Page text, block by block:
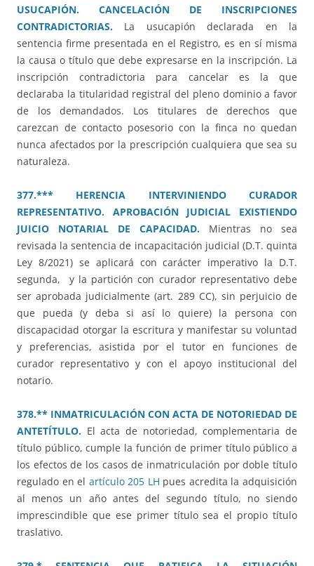
USUCAPIÓN. CANCELACIÓN DE INSCRIPCIONES
CONTRADICTORIAS.
La usucapión declarada en la
sentencia firme presentada en el Registro, es en sí misma
la causa o título que debe expresarse en la inscripción. La
inscripción contradictoria para cancelar es la que
declaraba la titularidad registral del pleno dominio a favor
de los demandados. Los titulares de derechos que
carezcan de contacto posesorio con la finca no quedan
nunca afectados por la prescripción cualquiera que sea su
naturaleza.
377.*** HERENCIA INTERVINIENDO CURADOR
REPRESENTATIVO. APROBACIÓN JUDICIAL EXISTIENDO
JUICIO NOTARIAL DE CAPACIDAD.
Mientras no sea
revisada la sentencia de incapacitación judicial (D.T. quinta
Ley 8/2021) se aplicará con carácter imperativo la D.T.
segunda, y la partición con curador representativo debe
ser aprobada judicialmente (art. 289 CC), sin perjuicio de
que pueda (y deba si así lo quiere) la persona con
discapacidad otorgar la escritura y manifestar su voluntad
y preferencias, asistida por el tutor en funciones de
curador representativo y con el apoyo institucional del
notario.
378.** INMATRICULACIÓN CON ACTA DE NOTORIEDAD DE
ANTETÍTULO. El acta de notoriedad, complementaria de
título público, cumple la función de primer título público a
los efectos de los casos de inmatriculación por doble título
regulado en el artículo 205 LH pues acredita la adquisición
al menos un año antes del segundo título, no siendo
imprescindible que ese primer título sea el propio título
traslativo.